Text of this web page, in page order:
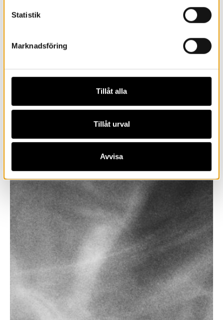
Statistik
Marknadsföring
Tillåt alla
Tillåt urval
Avvisa
Finnskogscentrum